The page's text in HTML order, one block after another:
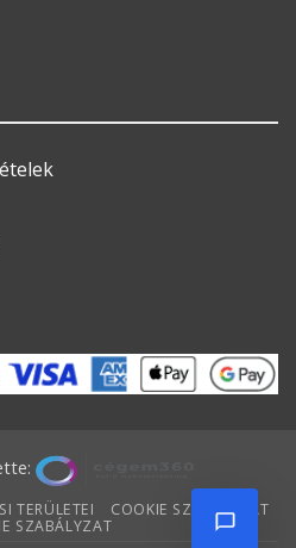
TERÜLETEI
COOKIE SZABÁLYZAT
SZABÁLYZAT